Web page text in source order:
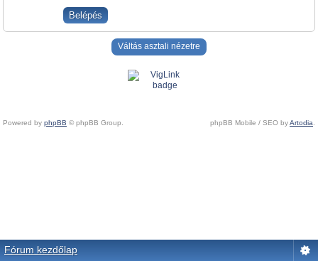
Váltás asztali nézetre
Powered by phpBB © phpBB Group. phpBB Mobile / SEO byArtodia.
Fórum kezdőlap